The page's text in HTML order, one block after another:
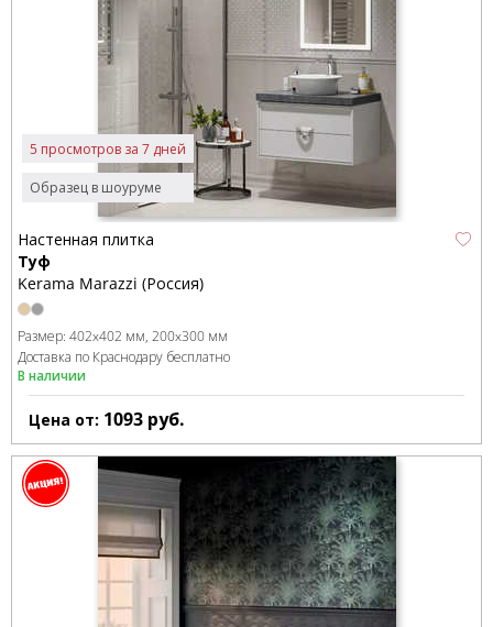
Образец в шоуруме
5 просмотров за 7 дней
Настенная плитка
Туф
Kerama Marazzi (Россия)
Размер: 402x402 мм 200x300 мм
Доставка по Краснодару бесплатно
В наличии
Цена от: 1093 руб.